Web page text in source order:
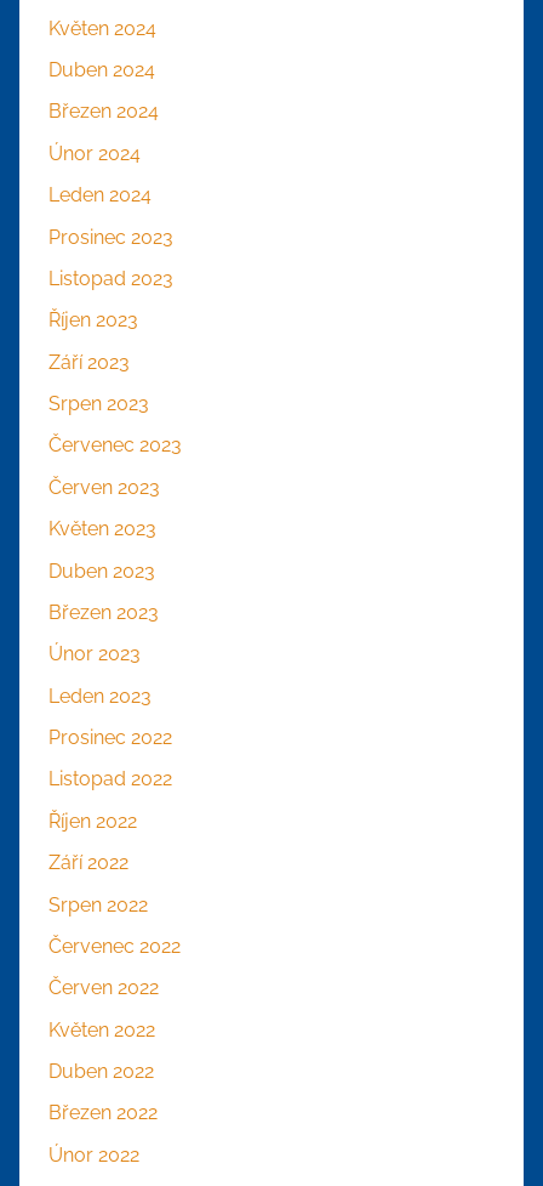
Květen 2024
Duben 2024
Březen 2024
Únor 2024
Leden 2024
Prosinec 2023
Listopad 2023
Říjen 2023
Září 2023
Srpen 2023
Červenec 2023
Červen 2023
Květen 2023
Duben 2023
Březen 2023
Únor 2023
Leden 2023
Prosinec 2022
Listopad 2022
Říjen 2022
Září 2022
Srpen 2022
Červenec 2022
Červen 2022
Květen 2022
Duben 2022
Březen 2022
Únor 2022